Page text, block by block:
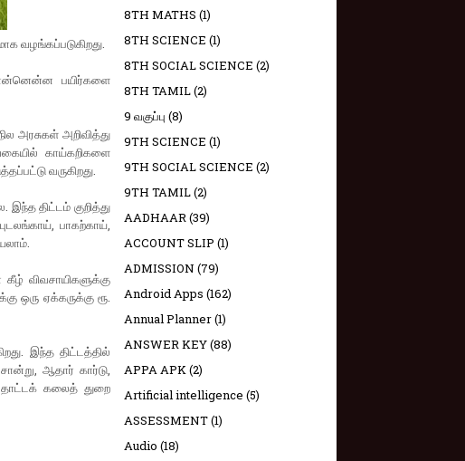
வழங்கப்படுகிறது.
பயிர்களை
அரசுகள் அறிவித்து
காய்கறிகளை
வருகிறது.
இந்த திட்டம் குறித்து
பாகற்காய்,
விவசாயிகளுக்கு
ஒரு ஏக்கருக்கு ரூ.
இந்த திட்டத்தில்
ஆதார் கார்டு,
கலைத் துறை
8TH MATHS (1)
8TH SCIENCE (1)
8TH SOCIAL SCIENCE (2)
8TH TAMIL(2)
9 வகுப்பு (8)
9TH SCIENCE (1)
9TH SOCIAL SCIENCE (2)
9TH TAMIL(2)
AADHAAR(39)
ACCOUNT SLIP (1)
ADMISSION (79)
Android Apps (162)
Annual Planner(1)
ANSWER KEY(88)
APPA APK(2)
Artificial intelligence (5)
ASSESSMENT(1)
Audio (18)